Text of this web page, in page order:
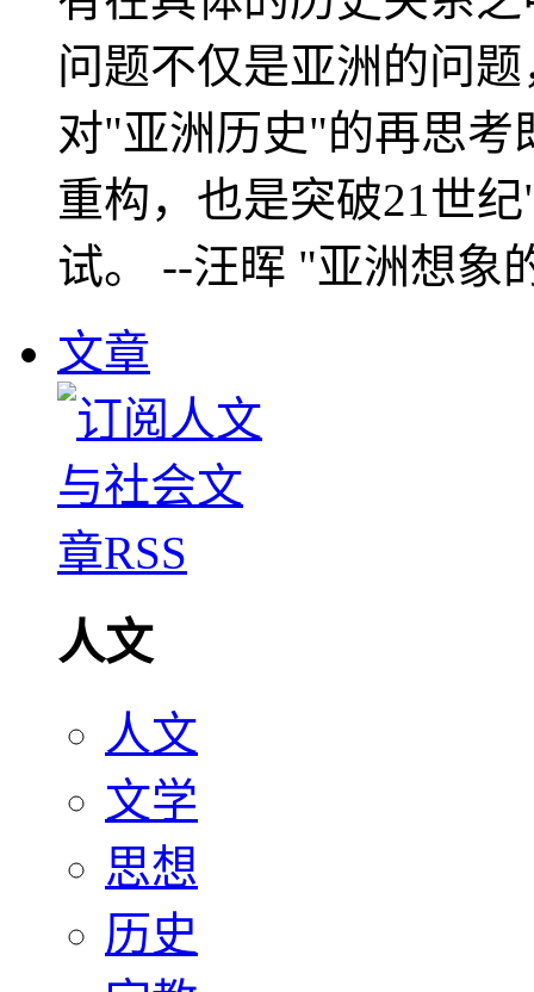
问题不仅是亚洲的问
对"亚洲历史"的再思考
重构，也是突破21世
试。 --汪晖 "亚洲想象
文章
人文
人文
文学
思想
历史